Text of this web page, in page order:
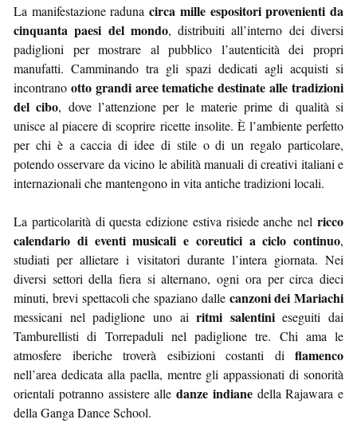
La manifestazione radunacirca mille espositori provenienti da
cinquanta paesi del mondo, distribuiti all’interno dei diversi
padiglioni per mostrare al pubblico l’autenticità dei propri
manufatti. Camminando tra gli spazi dedicati agli acquisti si
incontrano otto grandi aree tematiche destinate alle tradizioni
del cibo, dove l’attenzione per le materie prime di qualità si
unisce al piacere di scoprire ricette insolite. È l’ambiente perfetto
per chi è a caccia di idee di stile o di un regalo particolare,
potendo osservare da vicino le abilità manuali di creativi italiani e
internazionali che mantengono in vita antiche tradizioni locali.
La particolarità di questa edizione estiva risiede anche nel ricco
calendario di eventi musicali e coreutici a ciclo continuo,
studiati per allietare i visitatori durante l’intera giornata. Nei
diversi settori della fiera si alternano, ogni ora per circa dieci
minuti, brevi spettacoli che spaziano dalle canzoni dei Mariachi
messicani nel padiglione uno airitmi salentinieseguiti dai
Tamburellisti di Torrepaduli nel padiglione tre. Chi ama le
atmosfere iberiche troverà esibizioni costanti di flamenco
nell’area dedicata alla paella, mentre gli appassionati di sonorità
orientali potranno assistere alle danze indianedella Rajawara e
della Ganga Dance School.